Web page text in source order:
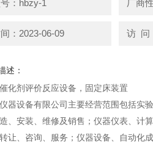
：hbzy-1 厂商
：2023-06-09 访 问
述：
化剂评价反应设备，固定床装置
器设备有限公司主要经营范围包括实
、安装、维修及销售；仪器仪表、计
让、咨询、服务；仪器设备、自动化